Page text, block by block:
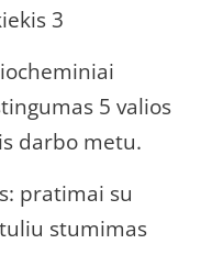
3
5 valios
darbo metu.
pratimai su
stumimas